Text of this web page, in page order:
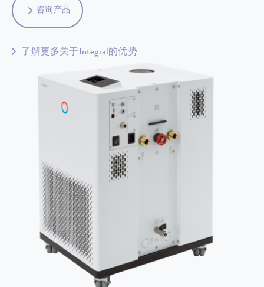
咨询产品
了解更多关于Integral的优势